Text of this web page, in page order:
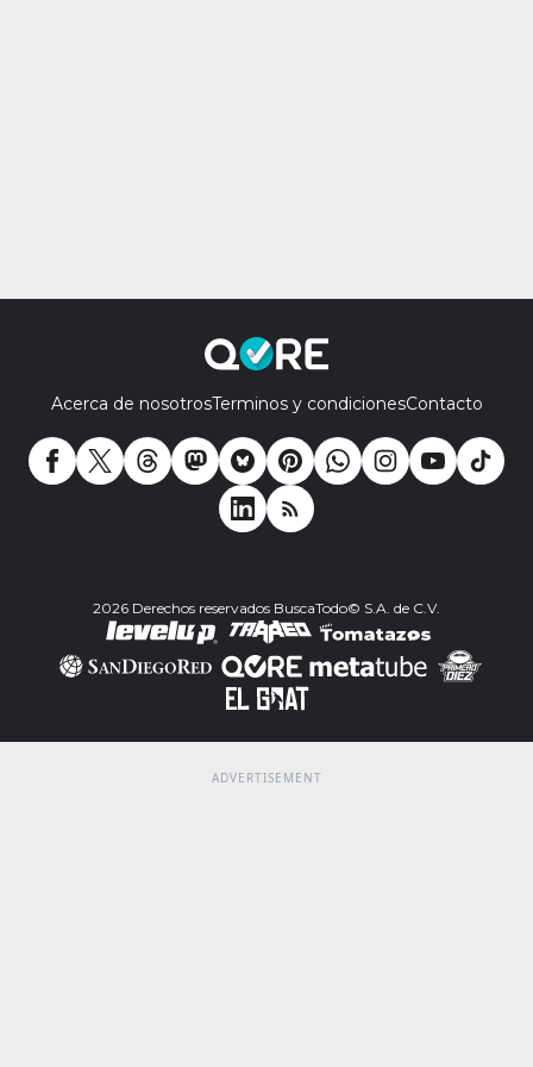
Acerca de nosotrosTerminos y condicionesContacto
2026 Derechos reservados BuscaTodo© S.A. de C.V.